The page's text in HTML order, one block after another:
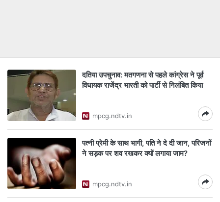
दतिया उपचुनाव: मतगणना से पहले कांग्रेस ने पूर्व
विधायक राजेंद्र भारती को पार्टी से निलंबित किया
mpcg.ndtv.in
पत्‍नी प्रेमी के साथ भागी, पति ने दे दी जान, परिजनों
ने सड़क पर शव रखकर क्‍यों लगाया जाम?
mpcg.ndtv.in